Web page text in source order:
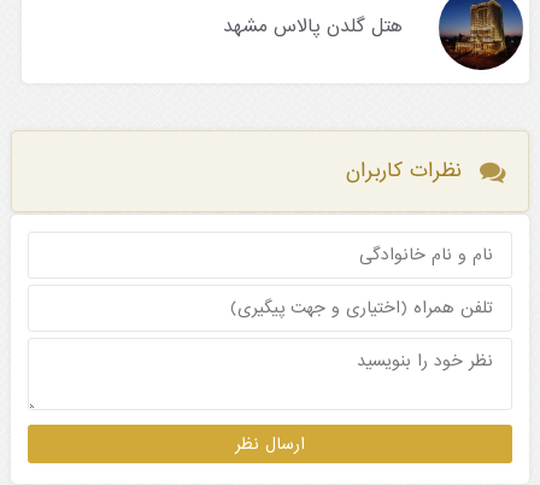
هتل گلدن پالاس مشهد
نظرات کاربران